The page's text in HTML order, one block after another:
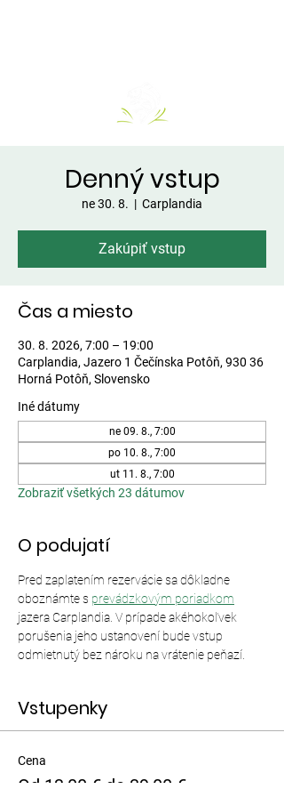
Denný vstup
ne 30. 8.
  |
Carplandia
Zakúpiť vstup
Čas a miesto
30. 8. 2026, 7:00 – 19:00
Carplandia, Jazero 1 Čečínska Potôň, 930 36
Horná Potôň, Slovensko
Iné dátumy
ne 09. 8., 7:00
po 10. 8., 7:00
ut 11. 8., 7:00
Zobraziť všetkých 23 dátumov
O podujatí
Pred zaplatením rezervácie sa dôkladne
oboznámte s prevádzkovým poriadkom
jazera Carplandia. V prípade akéhokoľvek
porušenia jeho ustanovení bude vstup
odmietnutý bez nároku na vrátenie peňazí.
Vstupenky
Cena
Od 13,00 € do 39,00 €